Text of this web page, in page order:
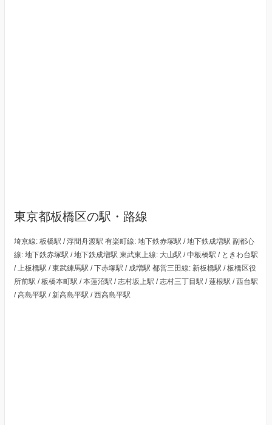
東京都板橋区の駅・路線
埼京線: 板橋駅 / 浮間舟渡駅 有楽町線: 地下鉄赤塚駅 / 地下鉄成増駅 副都心
線: 地下鉄赤塚駅 / 地下鉄成増駅 東武東上線: 大山駅 / 中板橋駅 / ときわ台駅
/ 上板橋駅 / 東武練馬駅 / 下赤塚駅 / 成増駅 都営三田線: 新板橋駅 / 板橋区役
所前駅 / 板橋本町駅 / 本蓮沼駅 / 志村坂上駅 / 志村三丁目駅 / 蓮根駅 / 西台駅
/ 高島平駅 / 新高島平駅 / 西高島平駅